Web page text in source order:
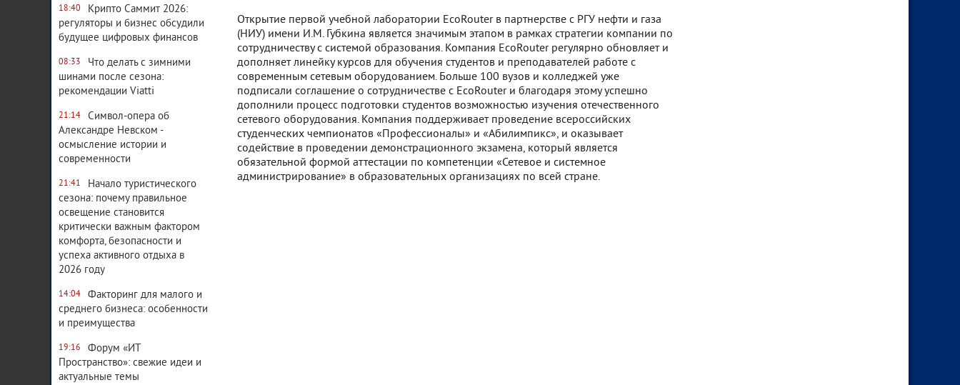
18:40
Крипто Саммит 2026:
регуляторы и бизнес обсудили
будущее цифровых финансов
08:33
Что делать с зимними
шинами после сезона:
рекомендации Viatti
21:14
Символ-опера об
Александре Невском -
осмысление истории и
современности
21:41
Начало туристического
сезона: почему правильное
освещение становится
критически важным фактором
комфорта, безопасности и
успеха активного отдыха в
2026 году
14:04
Факторинг для малого и
среднего бизнеса: особенности
и преимущества
19:16
Форум «ИТ
Пространство»: свежие идеи и
актуальные темы
Открытие первой учебной лаборатории EcoRouter в партнерстве с РГУ нефти и газа
(НИУ) имени И.М. Губкина является значимым этапом в рамках стратегии компании по
сотрудничеству с системой образования. Компания EcoRouter регулярно обновляет и
дополняет линейку курсов для обучения студентов и преподавателей работе с
современным сетевым оборудованием. Больше 100 вузов и колледжей уже
подписали соглашение о сотрудничестве с EcoRouter и благодаря этому успешно
дополнили процесс подготовки студентов возможностью изучения отечественного
сетевого оборудования. Компания поддерживает проведение всероссийских
студенческих чемпионатов «Профессионалы» и «Абилимпикс», и оказывает
содействие в проведении демонстрационного экзамена, который является
обязательной формой аттестации по компетенции «Сетевое и системное
администрирование» в образовательных организациях по всей стране.